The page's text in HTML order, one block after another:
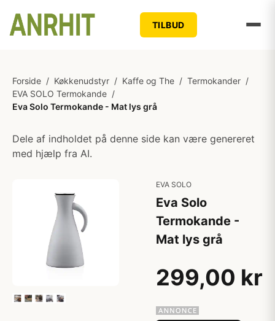
TILBUD
Forside / Køkkenudstyr / Kaffe og The / Termokander /
EVA SOLO Termokande /
Eva Solo Termokande - Mat lys grå
Dele af indholdet på denne side kan være genereret
med hjælp fra AI.
EVA SOLO
Eva Solo
Termokande -
Mat lys grå
299,00 kr